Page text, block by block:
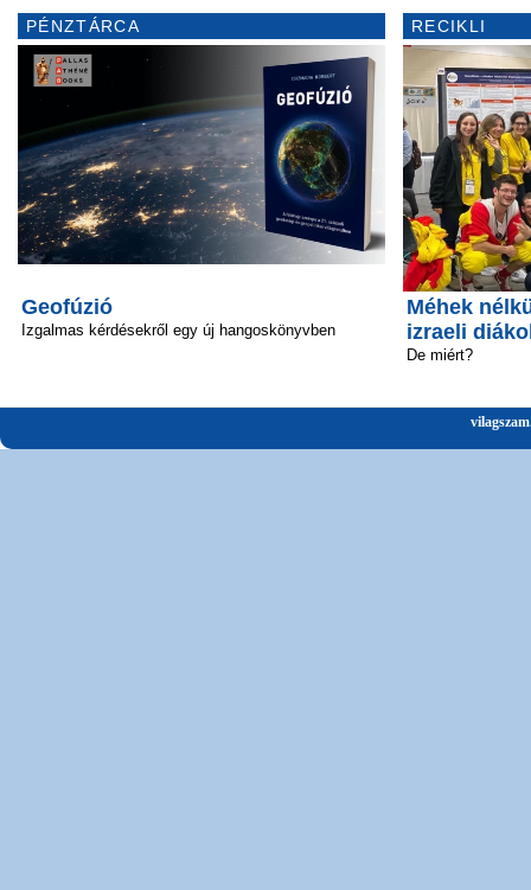
PÉNZTÁRCA
Geofúzió
Izgalmas kérdésekről egy új hangoskönyvben
RECIKLI
Méhek
izraeli
De miért?